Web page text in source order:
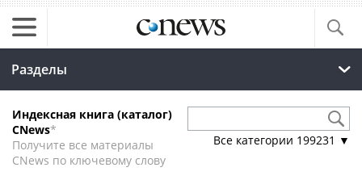
Разделы
Индексная книга (каталог)
CNews*
Получите все материалы
CNews по ключевому слову
Все категории 199231 ▼